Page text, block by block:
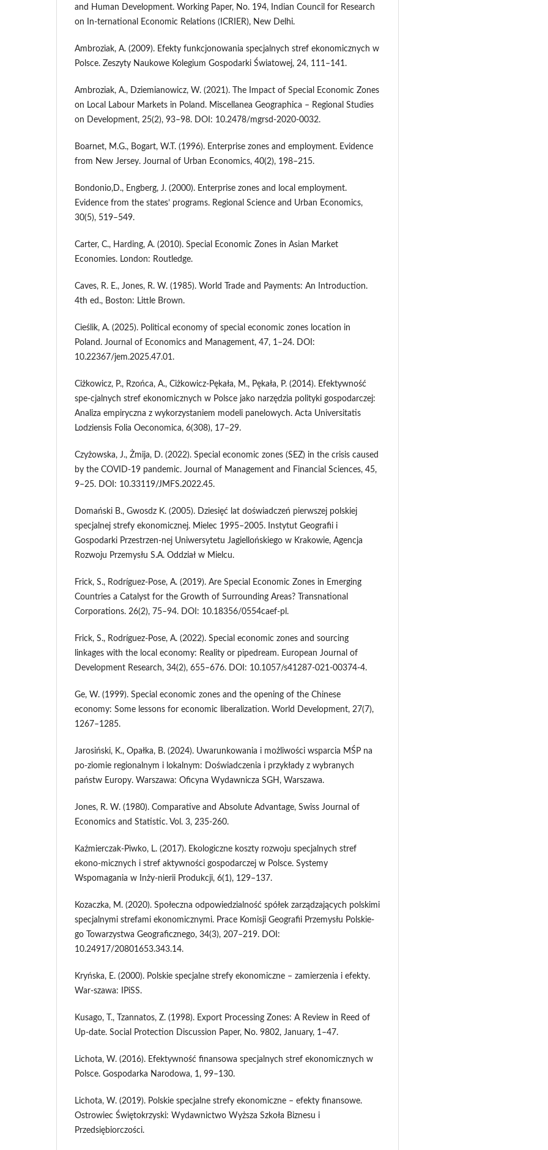
and Human Development. Working Paper, No. 194, Indian Council for Research
on In-ternational Economic Relations (ICRIER), New Delhi.
Ambroziak, A. (2009). Efekty funkcjonowania specjalnych stref ekonomicznych w
Polsce. Zeszyty Naukowe Kolegium Gospodarki Światowej, 24, 111–141.
Ambroziak, A., Dziemianowicz, W. (2021). The Impact of Special Economic Zones
on Local Labour Markets in Poland. Miscellanea Geographica – Regional Studies
on Development, 25(2), 93–98. DOI: 10.2478/mgrsd-2020-0032.
Boarnet, M.G., Bogart, W.T. (1996). Enterprise zones and employment. Evidence
from New Jersey. Journal of Urban Economics, 40(2), 198–215.
Bondonio,D., Engberg, J. (2000). Enterprise zones and local employment.
Evidence from the states’ programs. Regional Science and Urban Economics,
30(5), 519–549.
Carter, C., Harding, A. (2010). Special Economic Zones in Asian Market
Economies. London: Routledge.
Caves, R. E., Jones, R. W. (1985). World Trade and Payments: An Introduction.
4th ed., Boston: Little Brown.
Cieślik, A. (2025). Political economy of special economic zones location in
Poland. Journal of Economics and Management, 47, 1–24. DOI:
10.22367/jem.2025.47.01.
Ciżkowicz, P., Rzońca, A., Ciżkowicz-Pękała, M., Pękała, P. (2014). Efektywność
spe-cjalnych stref ekonomicznych w Polsce jako narzędzia polityki gospodarczej:
Analiza empiryczna z wykorzystaniem modeli panelowych. Acta Universitatis
Lodziensis Folia Oeconomica, 6(308), 17–29.
Czyżowska, J., Żmija, D. (2022). Special economic zones (SEZ) in the crisis caused
by the COVID-19 pandemic. Journal of Management and Financial Sciences, 45,
9–25. DOI: 10.33119/JMFS.2022.45.
Domański B., Gwosdz K. (2005). Dziesięć lat doświadczeń pierwszej polskiej
specjalnej strefy ekonomicznej. Mielec 1995–2005. Instytut Geografii i
Gospodarki Przestrzen-nej Uniwersytetu Jagiellońskiego w Krakowie, Agencja
Rozwoju Przemysłu S.A. Oddział w Mielcu.
Frick, S., Rodríguez-Pose, A. (2019). Are Special Economic Zones in Emerging
Countries a Catalyst for the Growth of Surrounding Areas? Transnational
Corporations. 26(2), 75–94. DOI: 10.18356/0554caef-pl.
Frick, S., Rodríguez-Pose, A. (2022). Special economic zones and sourcing
linkages with the local economy: Reality or pipedream. European Journal of
Development Research, 34(2), 655–676. DOI: 10.1057/s41287-021-00374-4.
Ge, W. (1999). Special economic zones and the opening of the Chinese
economy: Some lessons for economic liberalization. World Development, 27(7),
1267–1285.
Jarosiński, K., Opałka, B. (2024). Uwarunkowania i możliwości wsparcia MŚP na
po-ziomie regionalnym i lokalnym: Doświadczenia i przykłady z wybranych
państw Europy. Warszawa: Oficyna Wydawnicza SGH, Warszawa.
Jones, R. W. (1980). Comparative and Absolute Advantage, Swiss Journal of
Economics and Statistic. Vol. 3, 235-260.
Kaźmierczak-Piwko, L. (2017). Ekologiczne koszty rozwoju specjalnych stref
ekono-micznych i stref aktywności gospodarczej w Polsce. Systemy
Wspomagania w Inży-nierii Produkcji, 6(1), 129–137.
Kozaczka, M. (2020). Społeczna odpowiedzialność spółek zarządzających polskimi
specjalnymi strefami ekonomicznymi. Prace Komisji Geografii Przemysłu Polskie-
go Towarzystwa Geograficznego, 34(3), 207–219. DOI:
10.24917/20801653.343.14.
Kryńska, E. (2000). Polskie specjalne strefy ekonomiczne – zamierzenia i efekty.
War-szawa: IPiSS.
Kusago, T., Tzannatos, Z. (1998). Export Processing Zones: A Review in Reed of
Up-date. Social Protection Discussion Paper, No. 9802, January, 1–47.
Lichota, W. (2016). Efektywność finansowa specjalnych stref ekonomicznych w
Polsce. Gospodarka Narodowa, 1, 99–130.
Lichota, W. (2019). Polskie specjalne strefy ekonomiczne – efekty finansowe.
Ostrowiec Świętokrzyski: Wydawnictwo Wyższa Szkoła Biznesu i
Przedsiębiorczości.